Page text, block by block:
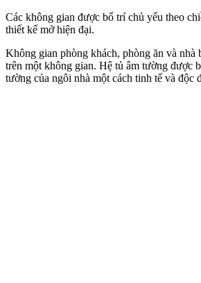
Các không gian được bố trí chủ yếu theo
thiết kế mở hiện đại.
Không gian phòng khách, phòng ăn và nhà
trên một không gian. Hệ tủ âm tường được
tường của ngôi nhà một cách tinh tế và độc